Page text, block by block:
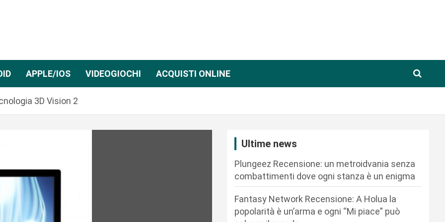
APPLE/IOS VIDEOGIOCHI ACQUISTI ONLINE
3D Vision 2
Ultime news
Plungeez Recensione: un metroidvania senza
combattimenti dove ogni stanza è un enigma
Fantasy Network Recensione: A Holua la
popolarità è un’arma e ogni “Mi piace” può